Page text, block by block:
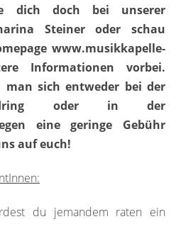
dich doch bei unserer
Steiner oder schau
www.musikkapelle-
Informationen vorbei.
sich entweder bei der
oder in der
eine geringe Gebühr
auf euch!
du jemandem raten ein